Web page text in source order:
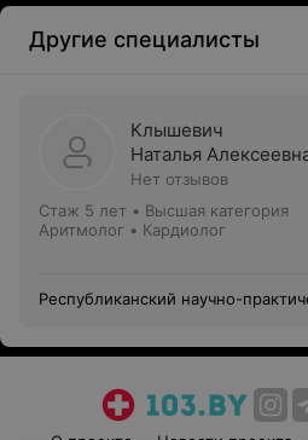
Другие специалисты
Клышевич
Наталья
Нет отзывов
Стаж 5 лет • Высшая категория
Аритмолог • Кардиолог
Республиканский научно-